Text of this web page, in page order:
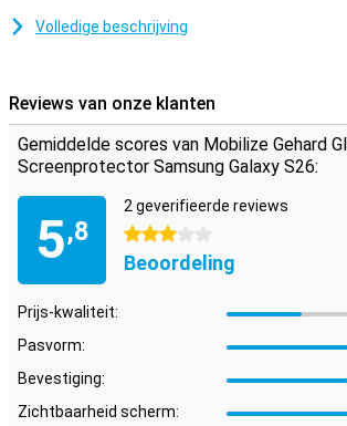
als je ook zou kunnen zonder screenprotector.
Fijne beschermlaag
Dankzij deze screenprotector, die is gemaakt
wordt je Samsung Galaxy S26 goed beschermd
krassen. Dit glasplaatje breng je gemakkelijk
schade aan je scherm.
Volledige beschrijving
Reviews van onze klanten
Gemiddelde scores van Mobilize Gehard
Screenprotector Samsung Galaxy S26:
5,8
2 geverifieerde reviews
3 sterren
Beoordeling
Prijs-kwaliteit:
Pasvorm:
Bevestiging:
Zichtbaarheid scherm: